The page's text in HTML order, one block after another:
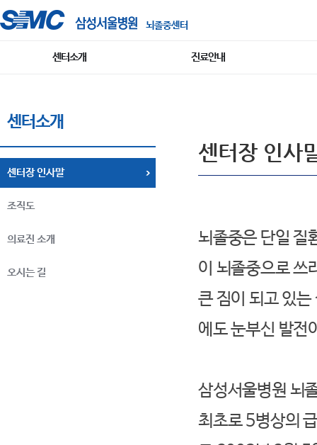
뇌졸중센터
센터소개 진료안내
센터소개
센터장 인사말
조직도
의료진 소개
오시는 길
센터장 인사
뇌졸중은 단일 질
이 뇌졸중으로 쓰
큰 짐이 되고 있
에도 눈부신 발전
삼성서울병원 뇌
최초로 5병상의